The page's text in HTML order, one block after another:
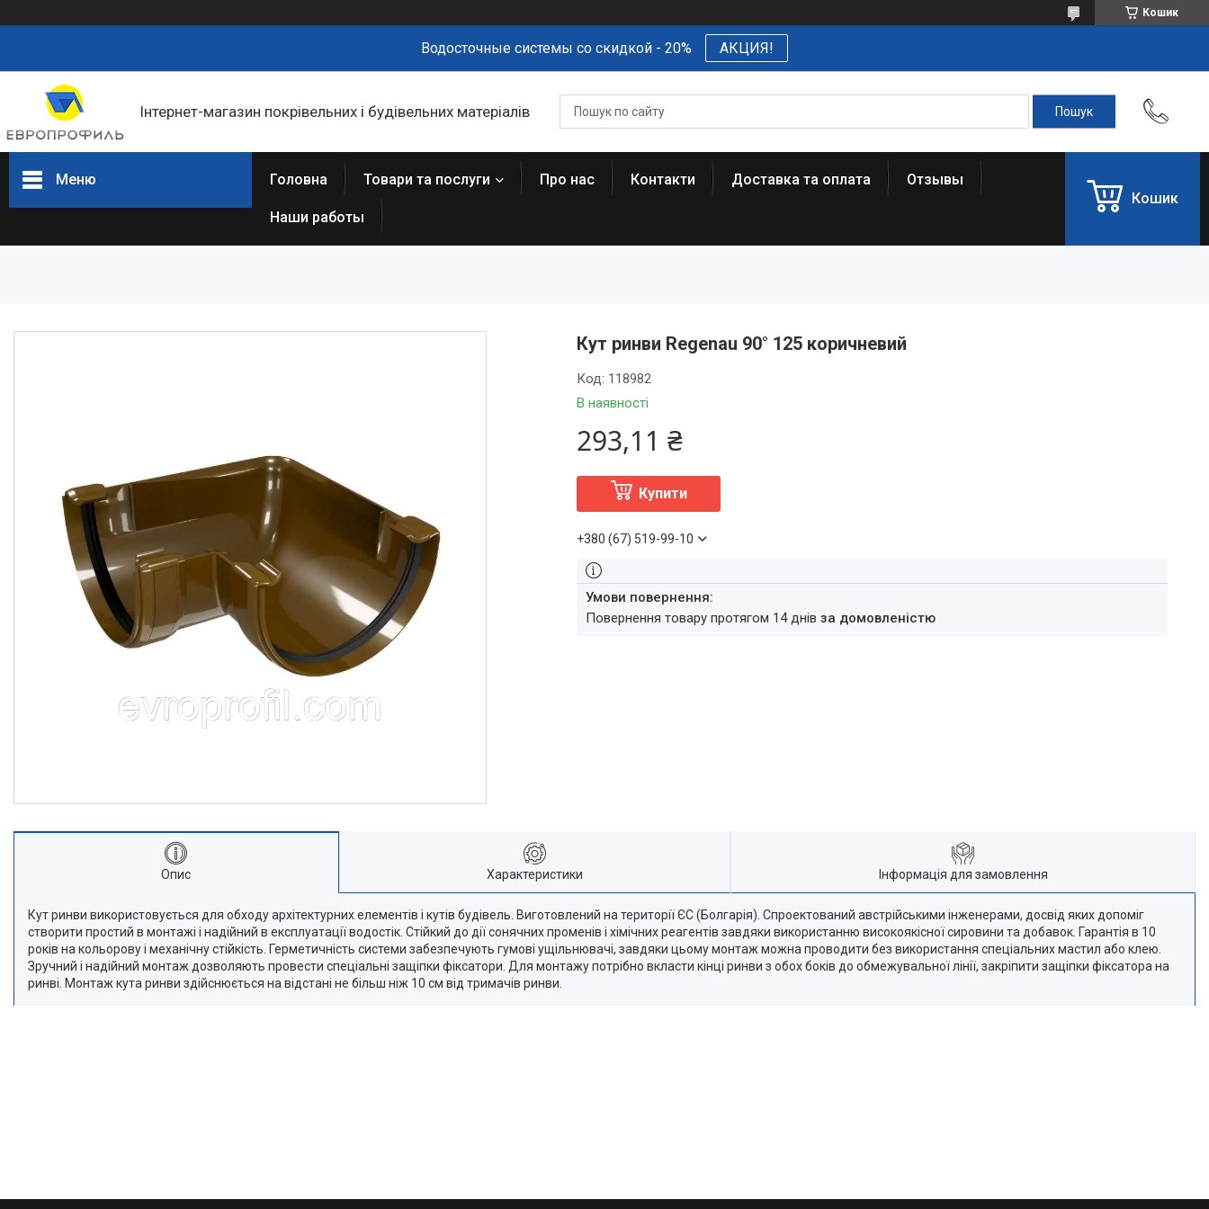
Кошик
Водосточные системы со скидкой - 20% АКЦИЯ!
Інтернет-магазин покрівельних і будівельних матеріалів
Меню Головна Товари та послуги Про нас Контакти Доставка та оплата Отзывы
Наши работы
Кошик
Кут ринви Regenau 90° 125 коричневий
В наявності
Код: 118982
293,11 ₴
Купити
+380 (67) 519-99-10
повернення товару протягом 14 днівза домовленістю
Опис Характеристики Інформація для замовлення
Кут ринви використовується для обходу архітектурних елементів і кутів будівель. Виготовлений на території ЄС (Болгарія). Спроектований австрійськими інженерами, досвід яких допоміг
створити простий в монтажі і надійний в експлуатації водостік. Стійкий до дії сонячних променів і хімічних реагентів завдяки використанню високоякісної сировини та добавок. Гарантія в 10
років на кольорову і механічну стійкість. Герметичність системи забезпечують гумові ущільнювачі, завдяки цьому монтаж можна проводити без використання спеціальних мастил або клею.
Зручний і надійний монтаж дозволяють провести спеціальні защіпки фіксатори. Для монтажу потрібно вкласти кінці ринви з обох боків до обмежувальної лінії, закріпити защіпки фіксатора на
ринві. Монтаж кута ринви здійснюється на відстані не більш ніж 10 см від тримачів ринви.